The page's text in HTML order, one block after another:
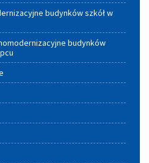
budynków szkół w
budynków